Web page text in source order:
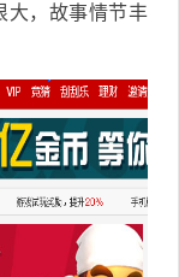
大，故事情节丰